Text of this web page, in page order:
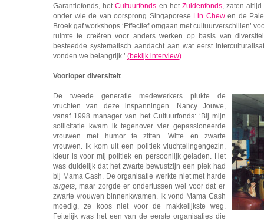
Garantiefonds, hetCultuurfonds en het Zuidenfonds, zaten altijd
onder wie de van oorsprong Singaporese
Lin Chewen de
Broek gaf workshops ‘Effectief omgaan met cultuurverschillen’
ruimte te creëren voor anders werken op basis van
besteedde systematisch aandacht aan wat eerst
vonden we belangrijk.’ (bekijk interview)
Voorloper diversiteit
De tweede generatie medewerkers plukte de
vruchten van deze inspanningen. Nancy Jouwe,
vanaf 1998 manager van het Cultuurfonds: ‘Bij mijn
sollicitatie kwam ik tegenover vier gepassioneerde
vrouwen met humor te zitten. Witte en zwarte
vrouwen. Ik kom uit een politiek vluchtelingengezin,
kleur is voor mij politiek en persoonlijk geladen. Het
was duidelijk dat het zwarte bewustzijn een plek had
bij Mama Cash. De organisatie werkte niet met harde
targets , maar zorgde er ondertussen wel voor dat er
zwarte vrouwen binnenkwamen. Ik vond Mama Cash
moedig, ze koos niet voor de makkelijkste weg.
Feitelijk was het een van de eerste organisaties die